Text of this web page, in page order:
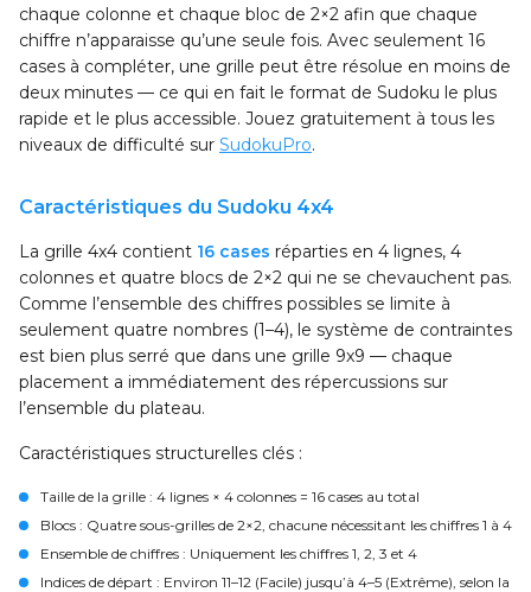
chaque colonne et chaque bloc de 2×2 afin que chaque
chiffre n’apparaisse qu’une seule fois. Avec seulement 16
cases à compléter, une grille peut être résolue en moins de
deux minutes — ce qui en fait le format de Sudoku le plus
rapide et le plus accessible. Jouez gratuitement à tous les
niveaux de difficulté sur SudokuPro.
Caractéristiques du Sudoku 4x4
La grille 4x4 contient 16 cases réparties en 4 lignes, 4
colonnes et quatre blocs de 2×2 qui ne se chevauchent pas.
Comme l’ensemble des chiffres possibles se limite à
seulement quatre nombres (1–4), le système de contraintes
est bien plus serré que dans une grille 9x9 — chaque
placement a immédiatement des répercussions sur
l’ensemble du plateau.
Caractéristiques structurelles clés :
Taille de la grille : 4 lignes × 4 colonnes = 16 cases au total
Blocs : Quatre sous-grilles de 2×2, chacune nécessitant les chiffres 1 à 4
Ensemble de chiffres : Uniquement les chiffres 1, 2, 3 et 4
Indices de départ : Environ 11–12 (Facile) jusqu’à 4–5 (Extrême), selon la